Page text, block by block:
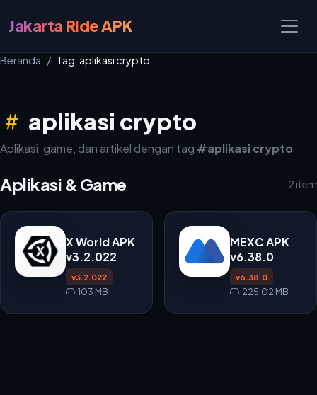
Jakarta Ride APK
Beranda Tag: aplikasi crypto
aplikasi crypto
Aplikasi, game, dan artikel dengan tag #aplikasi crypto
Aplikasi & Game 2 item
X World APK
v3.2.022
v3.2.022
103 MB
MEXC APK
v6.38.0
v6.38.0
225.02 MB